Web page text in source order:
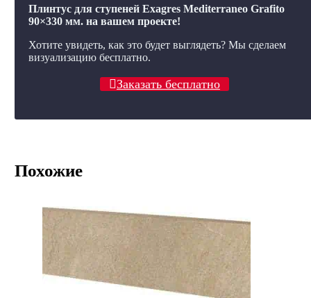
Плинтус для ступеней Exagres Mediterraneo Grafito
90×330 мм. на вашем проекте!
Хотите увидеть, как это будет выглядеть? Мы сделаем
визуализацию бесплатно.
Заказать бесплатно
Похожие